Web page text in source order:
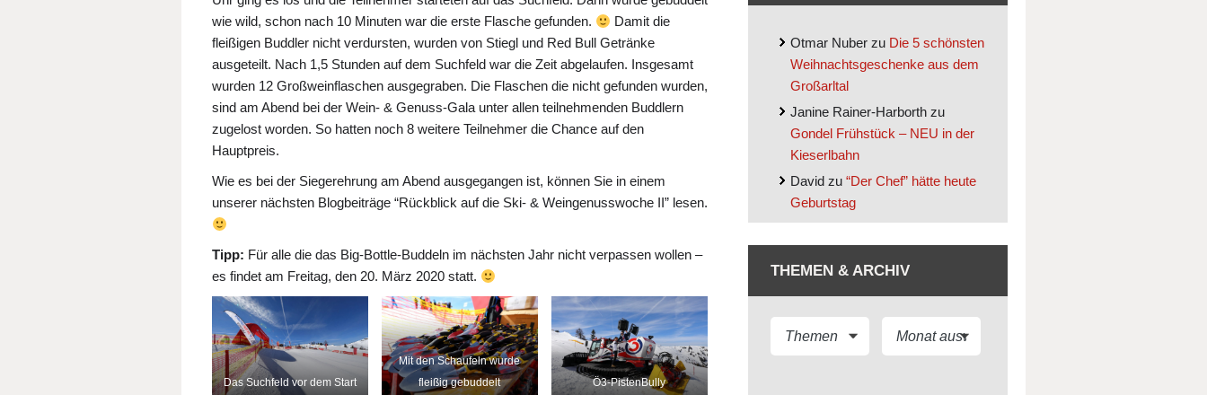
wie wild, schon nach 10 Minuten war die erste Flasche gefunden.
Damit die
fleißigen Buddler nicht verdursten, wurden von Stiegl und Red Bull Getränke
ausgeteilt. Nach 1,5 Stunden auf dem Suchfeld war die Zeit abgelaufen. Insgesamt
wurden 12 Großweinflaschen ausgegraben. Die Flaschen die nicht gefunden wurden,
sind am Abend bei der Wein- & Genuss-Gala unter allen teilnehmenden Buddlern
zugelost worden. So hatten noch 8 weitere Teilnehmer die Chance auf den
Hauptpreis.
Wie es bei der Siegerehrung am Abend ausgegangen ist, können Sie in einem
unserer nächsten Blogbeiträge “Rückblick auf die Ski- & Weingenusswoche II” lesen.
Tipp: Für alle die das Big-Bottle-Buddeln im nächsten Jahr nicht verpassen wollen –
es findet am Freitag, den 20. März 2020 statt.
Das Suchfeld vor dem Start
Mit den Schaufeln wurde
fleißig gebuddelt
Ö3-PistenBully
Otmar Nuberzu Die 5 schönsten
Weihnachtsgeschenke aus dem
Großarltal
Janine Rainer-Harborthzu
Gondel Frühstück – NEU in der
Kieserlbahn
Davidzu “Der Chef” hätte heute
Geburtstag
THEMEN & ARCHIV